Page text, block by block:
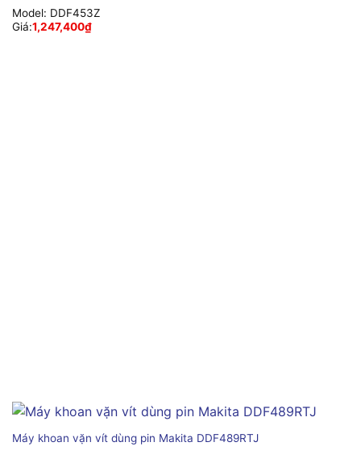
Model: DDF453Z
Giá:1,247,400₫
Máy khoan vặn vít dùng pin Makita DDF489RTJ